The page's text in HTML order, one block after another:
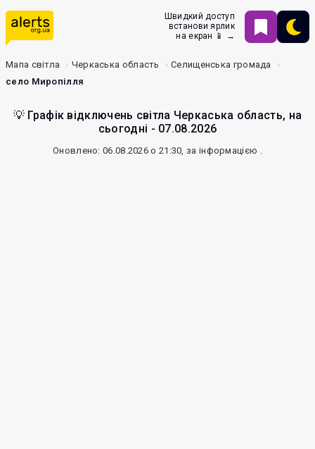
Швидкий доступ
встанови ярлик
на екран 📱 →
Мапа світла Черкаська область
Селищенська громада
село Миропілля
💡 Графік відключень світла Черкаська область, на
сьогодні - 07.08.2026
Оновлено: 06.08.2026 о 21:30, за інформацією .